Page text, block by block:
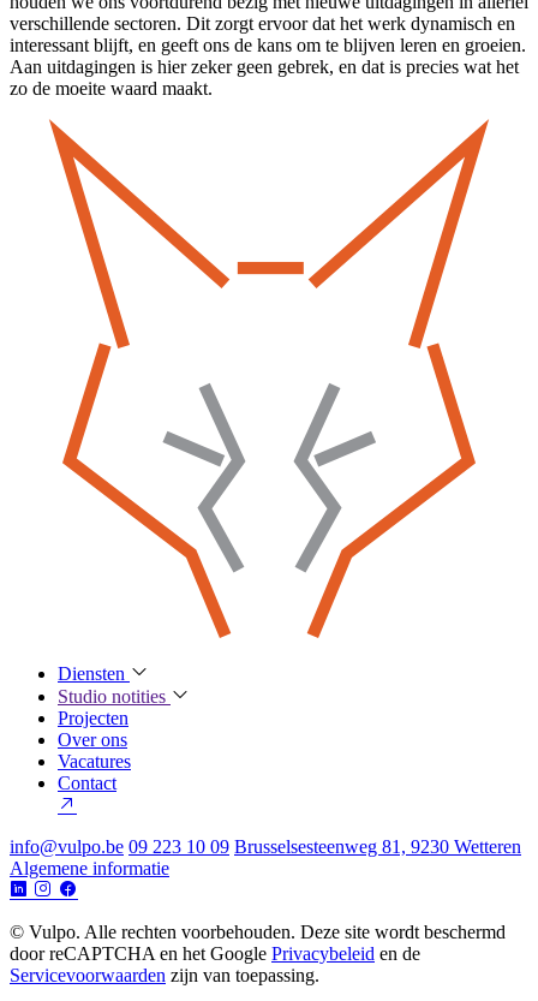
verschillende sectoren. Dit zorgt ervoor dat het werk dynamisch en
interessant blijft, en geeft ons de kans om te blijven leren en groeien.
Aan uitdagingen is hier zeker geen gebrek, en dat is precies wat het
zo de moeite waard maakt.
Diensten
Studio notities
Projecten
Over ons
Vacatures
Contact
info@vulpo.be 09 223 10 09 Brusselsesteenweg 81, 9230 Wetteren
Algemene informatie
© Vulpo. Alle rechten voorbehouden. Deze site wordt beschermd
door reCAPTCHA en het Google Privacybeleid en de
Servicevoorwaarden zijn van toepassing.